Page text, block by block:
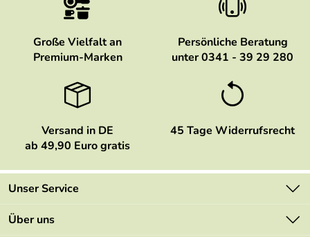
Große Vielfalt an
Premium-Marken
Persönliche Beratung
unter 0341 - 39 29 280
Versand in DE
ab 49,90 Euro gratis
45 Tage Widerrufsrecht
Unser Service
Kontakt
Über uns